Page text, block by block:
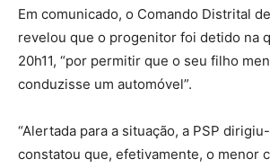
Em comunicado, o Comando Distrital
revelou que o progenitor foi detido na
20h11, “por permitir que o seu filho
conduzisse um automóvel”.
“Alertada para a situação, a PSP
constatou que, efetivamente, o menor